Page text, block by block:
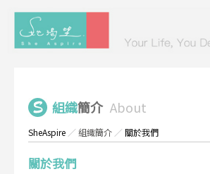
組織簡介 About
SheAspire ／組織簡介 ／關於我們
關於我們